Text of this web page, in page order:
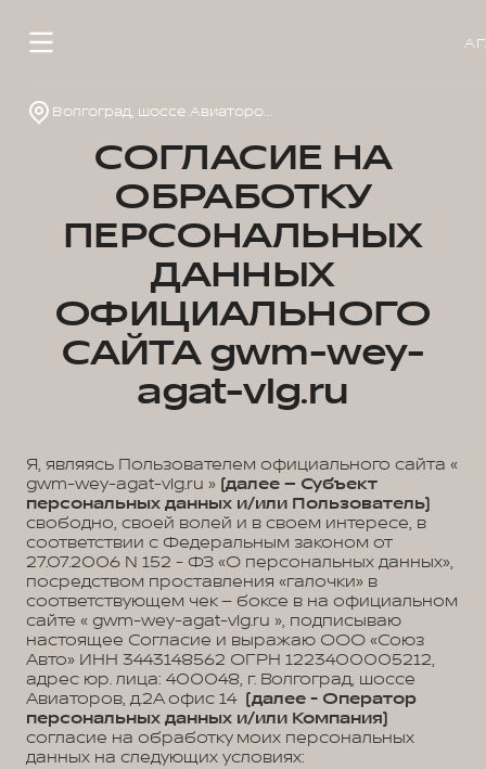
Волгоград, шоссе Авиаторов, д. 2г
СОГЛАСИЕ НА
ОБРАБОТКУ
ПЕРСОНАЛЬНЫХ
ДАННЫХ
ОФИЦИАЛЬНОГО
САЙТА gwm-wey-
agat-vlg.ru
Я, являясь Пользователем официального сайта «
gwm-wey-agat-vlg.ru » (далее – Субъект
персональных данных и/или Пользователь)
свободно, своей волей и в своем интересе, в
соответствии с Федеральным законом от
27.07.2006 N 152 - ФЗ «О персональных данных»,
посредством проставления «галочки» в
соответствующем чек – боксе в на официальном
сайте « gwm-wey-agat-vlg.ru », подписываю
настоящее Согласие и выражаю ООО «Союз
Авто» ИНН 3443148562 ОГРН 1223400005212,
адрес юр. лица: 400048, г. Волгоград, шоссе
Авиаторов, д.2А офис 14 (далее - Оператор
персональных данных и/или Компания)
согласие на обработку моих персональных
данных на следующих условиях: